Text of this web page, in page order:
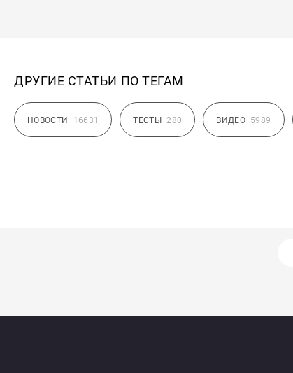
ДРУГИЕ СТАТЬИ ПО ТЕГАМ
НОВОСТИ 16631 ТЕСТЫ 280 ВИДЕО 5989